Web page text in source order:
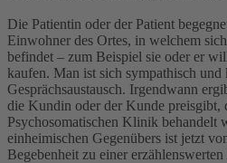
Die Patientin oder der Patient
Einwohner des Ortes, in welchem
befindet – zum Beispiel sie oder er
kaufen. Man ist sich sympathisch
Gesprächsaustausch. Irgendwann
die Kundin oder der Kunde preisgibt,
Psychosomatischen Klinik behandelt
einheimischen Gegenübers ist jetzt
Begebenheit zu einer